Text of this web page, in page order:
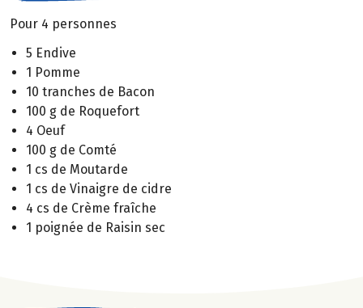
Pour 4 personnes
5 Endive
1 Pomme
10 tranches de Bacon
100 g de Roquefort
4 Oeuf
100 g de Comté
1 cs de Moutarde
1 cs de Vinaigre de cidre
4 cs de Crème fraîche
1 poignée de Raisin sec